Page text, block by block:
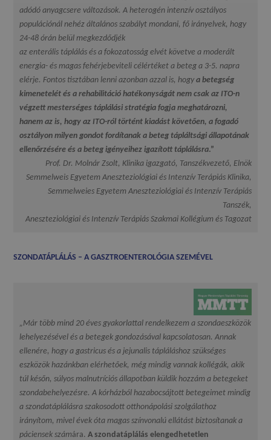
adódó anyagcsere változások. A heterogén intenzív osztályos
populációnál nehéz általános szabályt mondani, fő irányelvek, hogy
24-48 órán belül megkezdődjék
az enterális táplálás és a fokozatosság elvét követve a moderált
energia- és magas fehérjebeviteli célértéket a beteg a 3-5. napra
elérje. Fontos tisztában lenni azonban azzal is, hogya betegség
kimenetelét és a rehabilitáció hatékonyságát nem csak az ITO-n
végzett mesterséges táplálási stratégia fogja meghatározni,
hanem az is, hogy az ITO-ról történt kiadást követően, a fogadó
osztályon milyen gondot fordítanak a beteg tápláltsági állapotának
ellenőrzésére és a beteg igényeihez igazított táplálásra.”
Prof. Dr. Molnár Zsolt, Klinika igazgató, Tanszékvezető, Elnök
Semmelweis Egyetem Aneszteziológiai és Intenzív Terápiás Klinika,
Semmelweies Egyetem Aneszteziológiai és Intenzív Terápiás
Tanszék,
Aneszteziológiai és Intenzív Terápiás Szakmai Kollégium és Tagozat
SZONDATÁPLÁLÁS – A GASZTROENTEROLÓGIA SZEMÉVEL
„Már több mind 20 éves gyakorlattal rendelkezem a szondaeszközök
lehelyezésével és a betegek gondozásával kapcsolatosan. Annak
ellenére, hogy a gastricus és a jejunalis tápláláshoz szükséges
eszközök hazánkban elérhetőek, még mindig vannak kollégák, akik
túl későn, súlyos malnutríciós állapotban küldik hozzám a betegeket
szondabehelyezésre. A kórházból hazabocsájtott betegeimet mindig
a szondatáplálásra szakosodott otthonápolási szolgálathoz
irányítom, mivel évek óta magas színvonalú ellátást biztosítanak a
páciensek számára.A szondatáplálás elengedhetetlen